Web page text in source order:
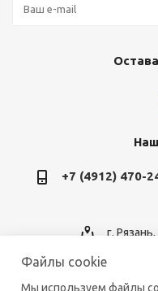
+7 (4912) 470-
г.
Файлы cookie
Мы используем файлы